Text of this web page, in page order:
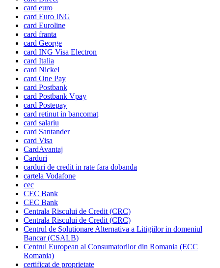
card euro
card Euro ING
card Euroline
card franta
card George
card ING Visa Electron
card Italia
card Nickel
card One Pay
card Postbank
card Postbank Vpay
card Postepay
card retinut in bancomat
card salariu
card Santander
card Visa
CardAvantaj
Carduri
carduri de credit in rate fara dobanda
cartela Vodafone
cec
CEC Bank
CEC Bank
Centrala Riscului de Credit (CRC)
Centrala Riscului de Credit (CRC)
Centrul de Solutionare Alternativa a Litigiilor in domeniul
Bancar (CSALB)
Centrul European al Consumatorilor din Romania (ECC
Romania)
certificat de proprietate